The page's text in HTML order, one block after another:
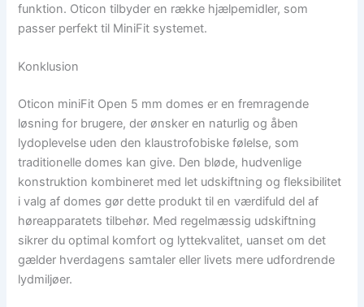
funktion. Oticon tilbyder en række hjælpemidler, som
passer perfekt til MiniFit systemet.
Konklusion
Oticon miniFit Open 5 mm domes er en fremragende
løsning for brugere, der ønsker en naturlig og åben
lydoplevelse uden den klaustrofobiske følelse, som
traditionelle domes kan give. Den bløde, hudvenlige
konstruktion kombineret med let udskiftning og fleksibilitet
i valg af domes gør dette produkt til en værdifuld del af
høreapparatets tilbehør. Med regelmæssig udskiftning
sikrer du optimal komfort og lyttekvalitet, uanset om det
gælder hverdagens samtaler eller livets mere udfordrende
lydmiljøer.